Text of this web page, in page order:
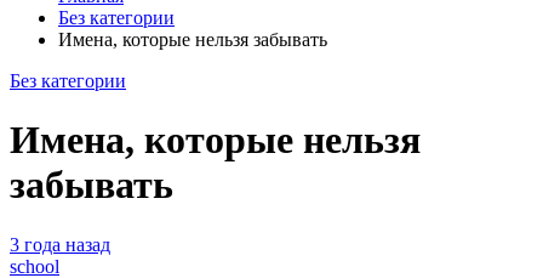
Без категории
Имена, которые нельзя забывать
Без категории
Имена, которые нельзя
забывать
3 года назад
school